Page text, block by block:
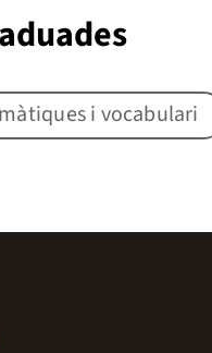
i vocabulari